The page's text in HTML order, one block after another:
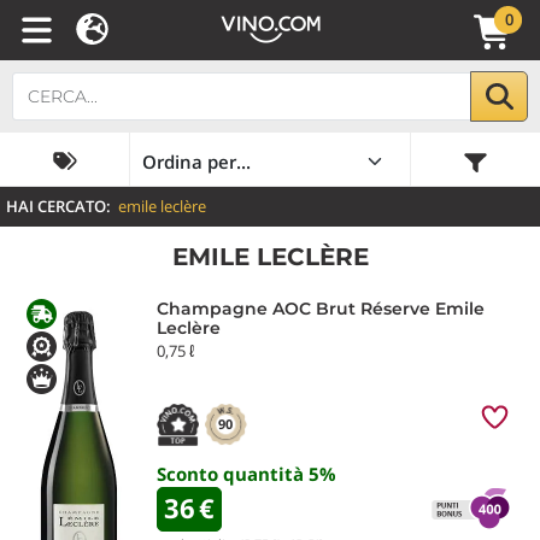
0
HAI CERCATO: emile leclère
EMILE LECLÈRE
Champagne AOC Brut Réserve Emile
Leclère
0,75 ℓ
90
Sconto quantità 5%
36€